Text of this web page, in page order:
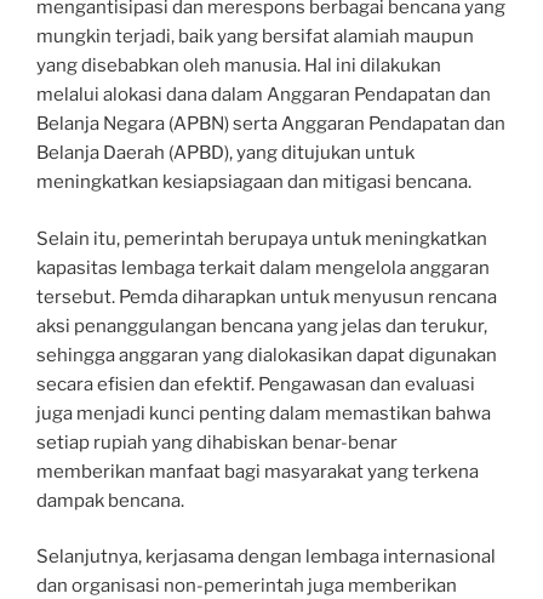
mengantisipasi dan merespons berbagai bencana yang
mungkin terjadi, baik yang bersifat alamiah maupun
yang disebabkan oleh manusia. Hal ini dilakukan
melalui alokasi dana dalam Anggaran Pendapatan dan
Belanja Negara (APBN) serta Anggaran Pendapatan dan
Belanja Daerah (APBD), yang ditujukan untuk
meningkatkan kesiapsiagaan dan mitigasi bencana.
Selain itu, pemerintah berupaya untuk meningkatkan
kapasitas lembaga terkait dalam mengelola anggaran
tersebut. Pemda diharapkan untuk menyusun rencana
aksi penanggulangan bencana yang jelas dan terukur,
sehingga anggaran yang dialokasikan dapat digunakan
secara efisien dan efektif. Pengawasan dan evaluasi
juga menjadi kunci penting dalam memastikan bahwa
setiap rupiah yang dihabiskan benar-benar
memberikan manfaat bagi masyarakat yang terkena
dampak bencana.
Selanjutnya, kerjasama dengan lembaga internasional
dan organisasi non-pemerintah juga memberikan